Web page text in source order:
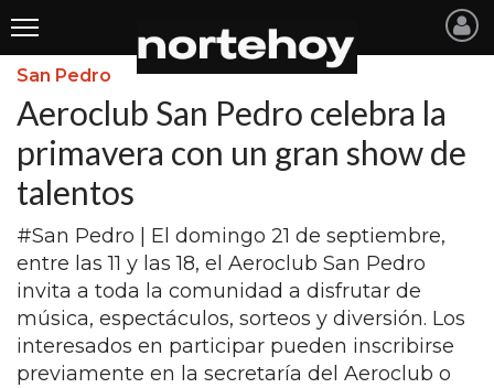
Últimas
Noticias
INICIO
NOTICIAS RECIENTES
SAN NICOLAS
RAMALLO
SAN PEDRO
San Pedro
Aeroclub San Pedro celebra la
primavera con un gran show de
talentos
#San Pedro | El domingo 21 de septiembre,
entre las 11 y las 18, el Aeroclub San Pedro
invita a toda la comunidad a disfrutar de
música, espectáculos, sorteos y diversión. Los
interesados en participar pueden inscribirse
previamente en la secretaría del Aeroclub o